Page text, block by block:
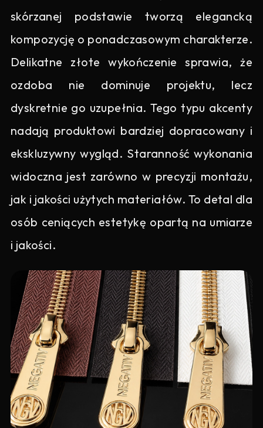
skórzanej podstawie tworzą elegancką
kompozycję o ponadczasowym charakterze.
Delikatne złote wykończenie sprawia, że
ozdoba nie dominuje projektu, lecz
dyskretnie go uzupełnia. Tego typu akcenty
nadają produktowi bardziej dopracowany i
ekskluzywny wygląd. Staranność wykonania
widoczna jest zarówno w precyzji montażu,
jak i jakości użytych materiałów. To detal dla
osób ceniących estetykę opartą na umiarze
i jakości.